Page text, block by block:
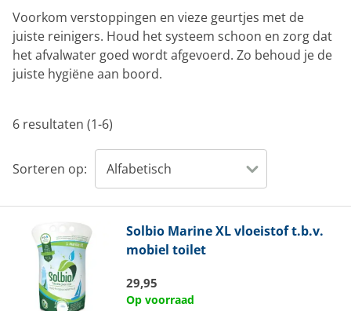
Voorkom verstoppingen en vieze geurtjes met de
juiste reinigers. Houd het systeem schoon en zorg dat
het afvalwater goed wordt afgevoerd. Zo behoud je de
juiste hygiëne aan boord.
6 resultaten (1-6)
Sorteren op:
Solbio Marine XL vloeistof t.b.v.
mobiel toilet
29,95
Op voorraad